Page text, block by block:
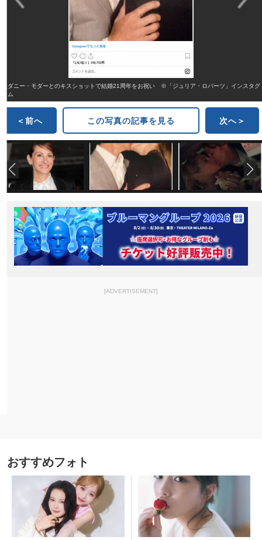
夫ダニー・モダーとのキスショットで結婚21周年をお祝い ※「ジュリア・ロバーツ」インスタグ
ラム
＜前へ この写真の記事を見る 次へ＞
[ADVERTISEMENT]
おすすめフォト